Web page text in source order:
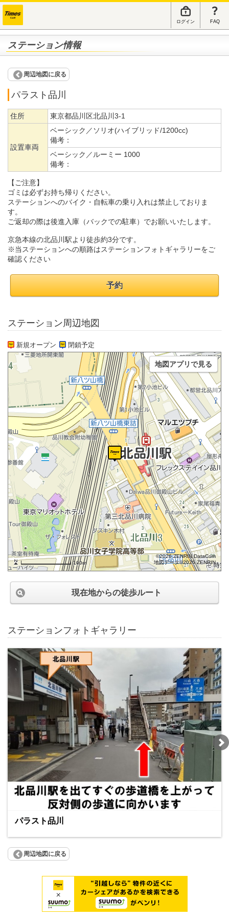
ログイン FAQ
ステーション情報
周辺地図に戻る
パラスト品川
住所 東京都品川区北品川3-1
設置車両
ベーシック／ソリオ(ハイブリッド/1200cc)
備考：
ベーシック／ルーミー 1000
備考：
【ご注意】
ゴミは必ずお持ち帰りください。
ステーションへのバイク・自転車の乗り入れは禁止しておりま
す。
ご返却の際は後進入庫（バックでの駐車）でお願いいたします。
京急本線の北品川駅より徒歩約3分です。
※当ステーションへの順路はステーションフォトギャラリーをご
確認ください
予約
ステーション周辺地図
新規オープン 閉鎖予定
100m
©2026 ZENRIN DataCom
地図データ©2026 ZENRIN
地図アプリで見る
現在地からの徒歩ルート
ステーションフォトギャラリー
パラスト品川
周辺地図に戻る